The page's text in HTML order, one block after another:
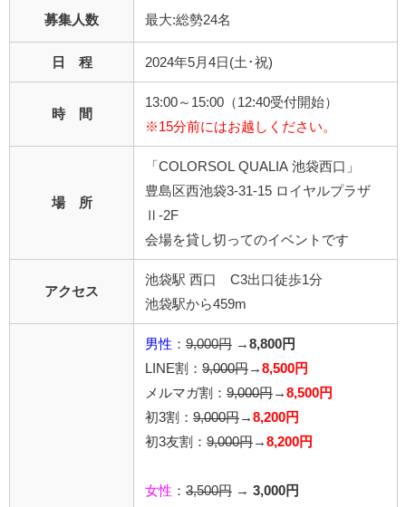
募集人数 最大:総勢24名
日 程 2024年5月4日(土･祝)
時 間
13:00～15:00（12:40受付開始）
※15分前にはお越しください。
場 所
「COLORSOL QUALIA 池袋西口」
豊島区西池袋3-31-15 ロイヤルプラザ
Ⅱ-2F
会場を貸し切ってのイベントです
アクセス
池袋駅 西口 C3出口徒歩1分
池袋駅から459m
男性 ： 9,000円 → 8,800円
LINE割： 9,000円 → 8,500円
メルマガ割： 9,000円 → 8,500円
初3割： 9,000円 → 8,200円
初3友割： 9,000円 → 8,200円
女性 ： 3,500円 → 3,000円